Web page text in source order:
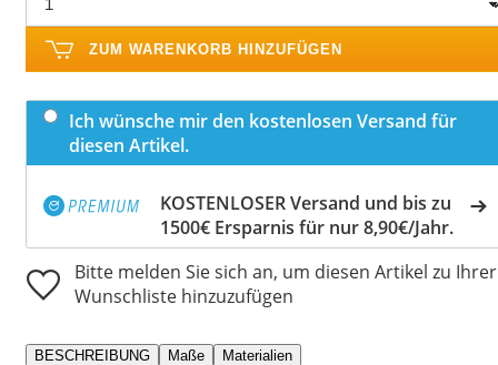
ZUM WARENKORB HINZUFÜGEN
Ich wünsche mir den kostenlosen Versand für
diesen Artikel.
KOSTENLOSER Versand und bis zu
1500€ Ersparnis für nur 8,90€/Jahr.
Bitte melden Sie sich an, um diesen Artikel zu Ihrer
Wunschliste hinzuzufügen
BESCHREIBUNG Maße Materialien